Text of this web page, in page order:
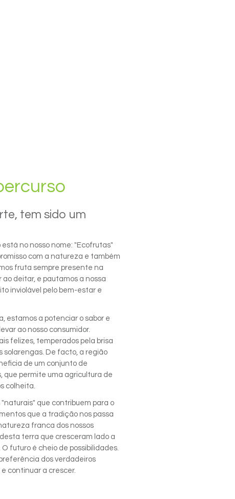
tem sido um
está no nosso nome: "Ecofrutas"
com a natureza e também
fruta sempre presente na
ao deitar, e pautamos a nossa
inviolável pelo bem-estar e
estamos a potenciar o sabor e
ao nosso consumidor.
felizes, temperados pela brisa
solarengas. De facto, a região
de um conjunto de
que permite uma agricultura de
colheita.
que contribuem para o
que a tradição nos passa
franca dos nossos
terra que cresceram lado a
futuro é cheio de possibilidades.
dos verdadeiros
continuar a crescer.